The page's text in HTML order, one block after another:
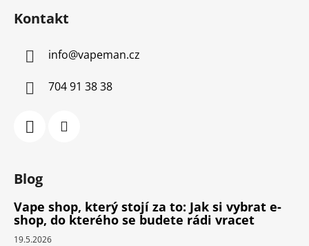
Kontakt
info@vapeman.cz
704 91 38 38
Blog
Vape shop, který stojí za to: Jak si vybrat e-
shop, do kterého se budete rádi vracet
19.5.2026